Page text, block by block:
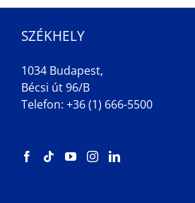
SZÉKHELY
1034 Budapest,
Bécsi út 96/B
Telefon: +36 (1) 666-5500